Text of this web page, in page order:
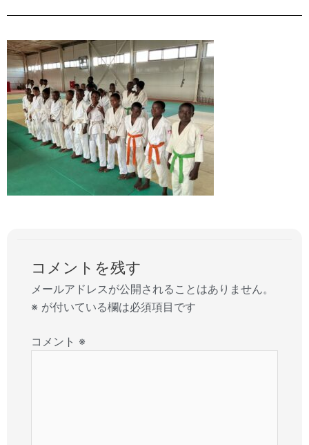
コメントを残す
メールアドレスが公開されることはありません。
※ が付いている欄は必須項目です
コメント ※